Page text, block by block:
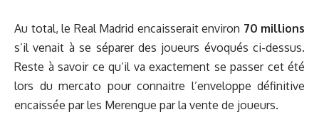
Au total, le Real Madrid encaisserait environ 70 millions
s’il venait à se séparer des joueurs évoqués ci-dessus.
Reste à savoir ce qu’il va exactement se passer cet été
lors du mercato pour connaitre l’enveloppe définitive
encaissée par les Merengue par la vente de joueurs.